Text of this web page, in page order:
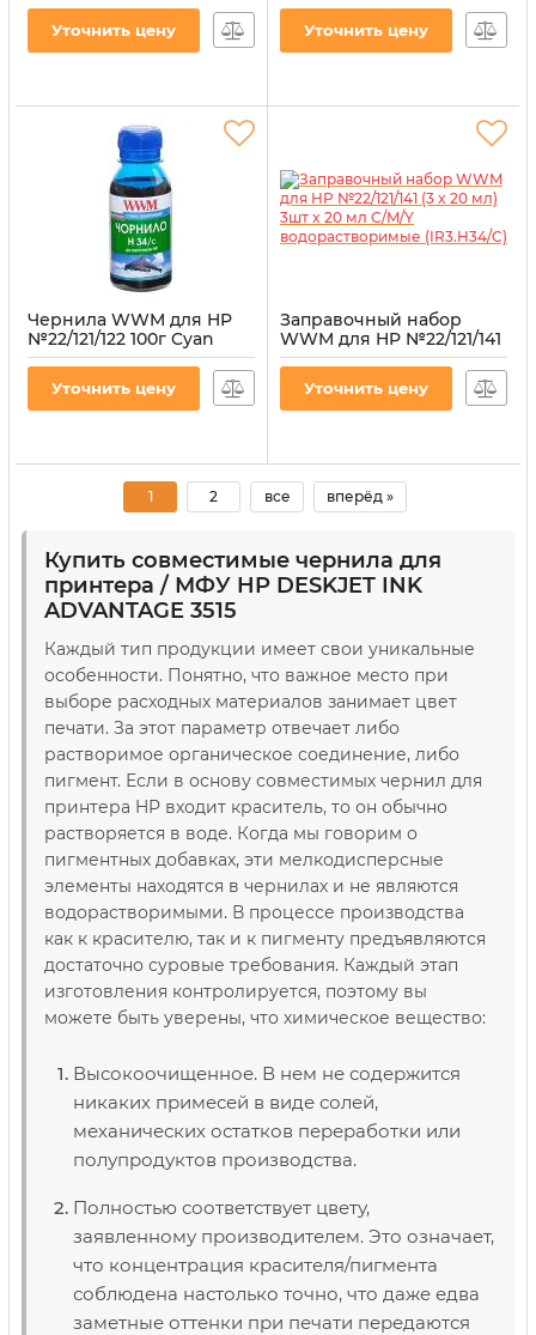
H34/M-2
Уточнить цену Уточнить цену
Чернила WWM для HP
№22/121/122 100г Cyan
водорастворимые
H34/C-2
Уточнить цену
Заправочный набор
WWM для HP №22/121/141
(3 x 20 мл) 3шт x 20 мл
C/M/Y водорастворимые
(IR3.H34/C)
Уточнить цену
1 2 все вперёд »
Купить совместимые чернила для
принтера / МФУ HP DESKJET INK
ADVANTAGE 3515
Каждый тип продукции имеет свои уникальные
особенности. Понятно, что важное место при
выборе расходных материалов занимает цвет
печати. За этот параметр отвечает либо
растворимое органическое соединение, либо
пигмент. Если в основу совместимых чернил для
принтера HP входит краситель, то он обычно
растворяется в воде. Когда мы говорим о
пигментных добавках, эти мелкодисперсные
элементы находятся в чернилах и не являются
водорастворимыми. В процессе производства
как к красителю, так и к пигменту предъявляются
достаточно суровые требования. Каждый этап
изготовления контролируется, поэтому вы
можете быть уверены, что химическое вещество:
Высокоочищенное. В нем не содержится
никаких примесей в виде солей,
механических остатков переработки или
полупродуктов производства.
Полностью соответствует цвету,
заявленному производителем. Это означает,
что концентрация красителя/пигмента
соблюдена настолько точно, что даже едва
заметные оттенки при печати передаются